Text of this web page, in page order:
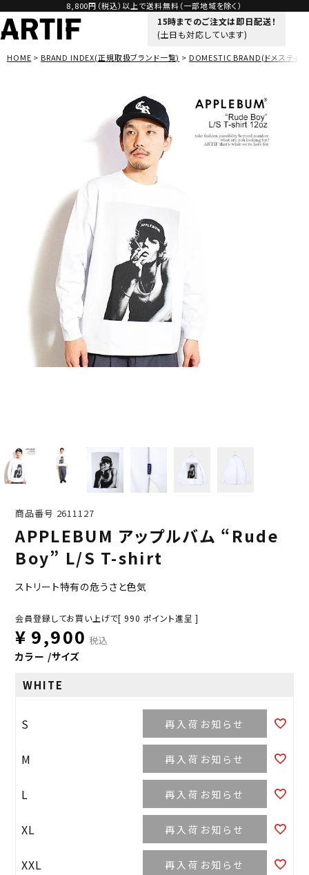
8,800円（税込）以上で送料無料（一部地域を除く）
15時までのご注文は即日配送！
(土日も対応しています)
HOME BRAND INDEX(正規取扱ブランド一覧) DOMESTIC BRAND(ドメスティッ
商品番号 2611127
APPLEBUM アップルバム “Rude
Boy” L/S T-shirt
ストリート特有の危うさと色気
会員登録してお買い上げで[ 990 ポイント進呈 ]
¥ 9,900 税込
カラー サイズ
WHITE
S 再入荷お知らせ
M 再入荷お知らせ
L 再入荷お知らせ
XL 再入荷お知らせ
XXL 再入荷お知らせ